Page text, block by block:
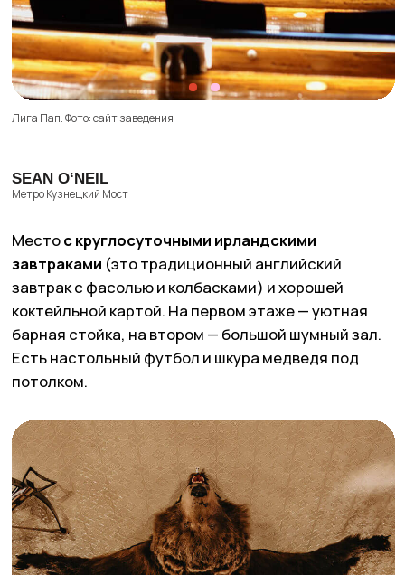
Подписывайтесь
на нас в Telegram
без СМС и регистраций
Краснодар
Дубай
ЩУКА, где купить?